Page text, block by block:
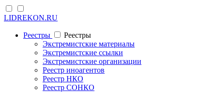
LIDREKON.RU
Реестры
Реестры
Экстремистские материалы
Экстремистские ссылки
Экстремистские организации
Реестр иноагентов
Реестр НКО
Реестр СОНКО